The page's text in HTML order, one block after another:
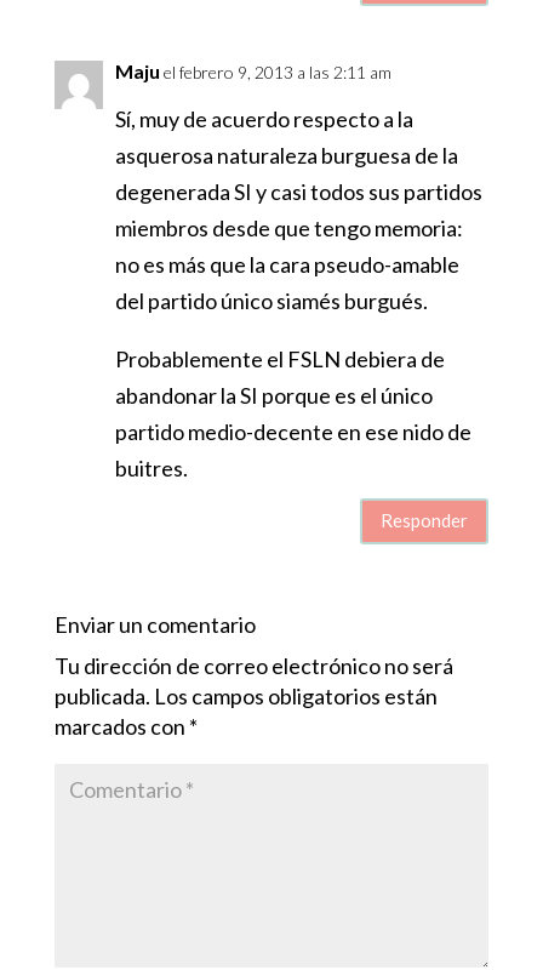
Maju el febrero 9, 2013 a las 2:11 am
Sí, muy de acuerdo respecto a la
asquerosa naturaleza burguesa de la
degenerada SI y casi todos sus partidos
miembros desde que tengo memoria:
no es más que la cara pseudo-amable
del partido único siamés burgués.
Probablemente el FSLN debiera de
abandonar la SI porque es el único
partido medio-decente en ese nido de
buitres.
Responder
Enviar un comentario
Tu dirección de correo electrónico no será
publicada. Los campos obligatorios están
marcados con *